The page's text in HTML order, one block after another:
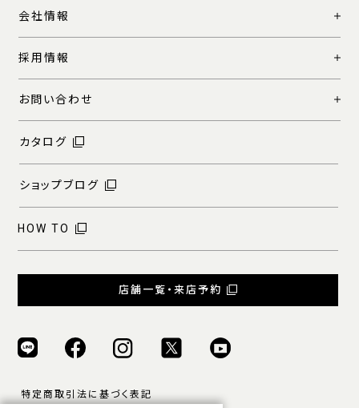
会社情報
採用情報
お問い合わせ
カタログ
ショップブログ
HOW TO
店舗一覧・来店予約
特定商取引法に基づく表記